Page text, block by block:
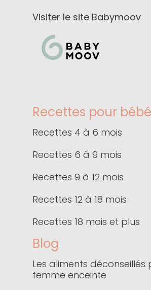
Visiter le site Babymoov
Recettes pour bébé
Recettes 4 à 6 mois
Recettes 6 à 9 mois
Recettes 9 à 12 mois
Recettes 12 à 18 mois
Recettes 18 mois et plus
Blog
Les aliments déconseillés
femme enceinte